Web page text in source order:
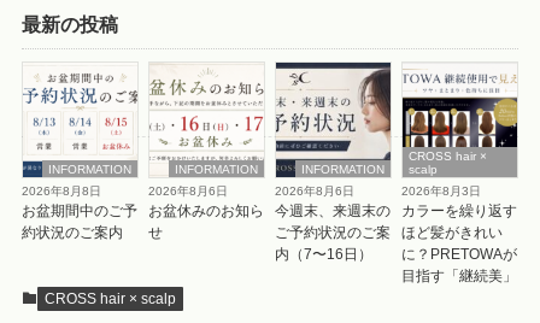
最新の投稿
INFORMATION
2026年8月8日
お盆期間中のご予
約状況のご案内
INFORMATION
2026年8月6日
お盆休みのお知ら
せ
INFORMATION
2026年8月6日
今週末、来週末の
ご予約状況のご案
内（7〜16日）
CROSS hair ×
scalp
2026年8月3日
カラーを繰り返す
ほど髪がきれい
に？PRETOWAが
目指す「継続美」
CROSS hair × scalp